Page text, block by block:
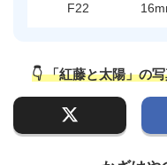
F22
👇 「紅藤と太陽」の